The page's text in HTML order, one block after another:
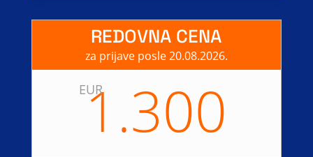
REDOVNA CENA
za prijave posle 20.08.2026.
EUR
1.300